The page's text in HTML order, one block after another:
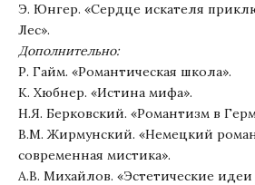
Э. Юнгер. «Сердце искателя
Лес».
Дополнительно:
Р. Гайм. «Романтическая школа».
К. Хюбнер. «Истина мифа».
Н.Я. Берковский. «Романтизм в
В.М. Жирмунский. «Немецкий
современная мистика».
А.В. Михайлов. «Эстетические